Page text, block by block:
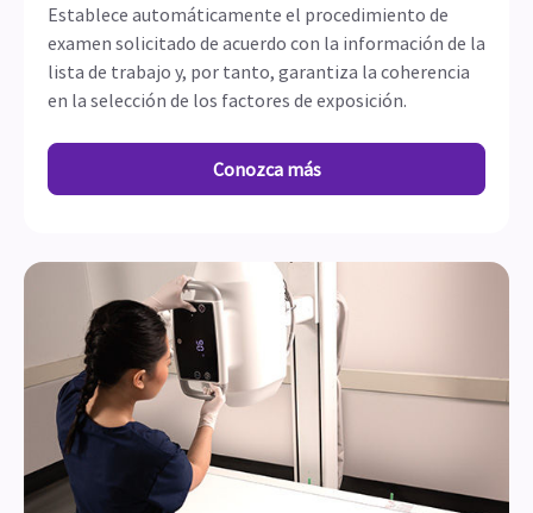
Establece automáticamente el procedimiento de
examen solicitado de acuerdo con la información de la
lista de trabajo y, por tanto, garantiza la coherencia
en la selección de los factores de exposición.
Conozca más